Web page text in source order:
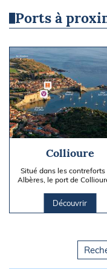
Ports à
Collioure
Situé dans les contreforts
Albères, le port de
à ESE (ressac...
Découvrir